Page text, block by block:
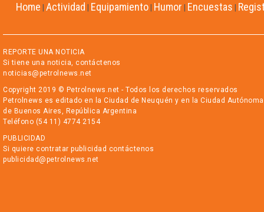
Home Actividad Equipamiento Humor Encuestas
REPORTE UNA NOTICIA
Si tiene una noticia, contáctenos
noticias@petrolnews.net
Copyright 2019 © Petrolnews.net - Todos los derechos reservados
Petrolnews es editado en la Ciudad de Neuquén y en la Ciudad Autónoma
de Buenos Aires, República Argentina
Teléfono (54 11) 4774 2154
PUBLICIDAD
Si quiere contratar publicidad contáctenos
publicidad@petrolnews.net